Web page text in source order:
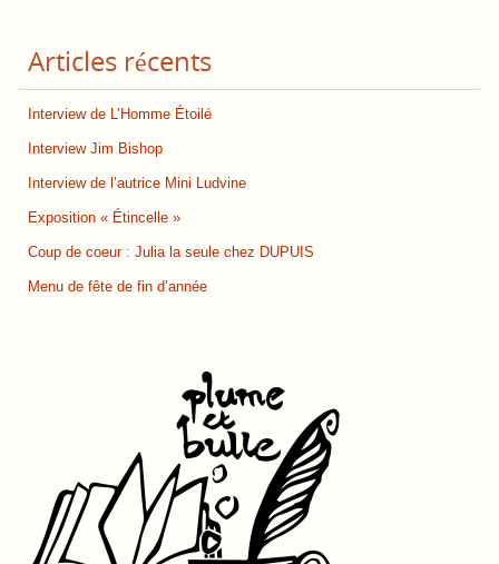
Articles récents
Interview de L’Homme Étoilé
Interview Jim Bishop
Interview de l’autrice Mini Ludvine
Exposition « Étincelle »
Coup de coeur : Julia la seule chez DUPUIS
Menu de fête de fin d’année